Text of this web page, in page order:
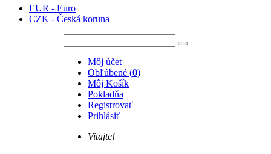
EUR - Euro
CZK - Česká koruna
Môj účet
Obľúbené (0)
Môj Košík
Pokladňa
Registrovať
Prihlásiť
Vitajte!